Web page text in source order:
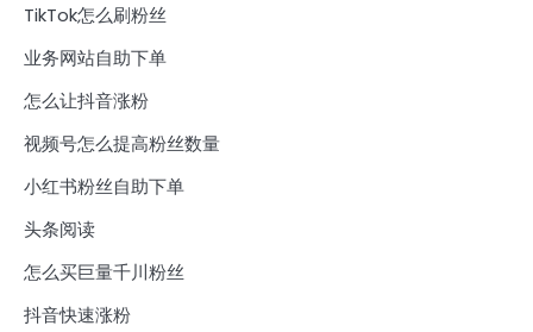
TikTok怎么刷粉丝
业务网站自助下单
怎么让抖音涨粉
视频号怎么提高粉丝数量
小红书粉丝自助下单
头条阅读
怎么买巨量千川粉丝
抖音快速涨粉